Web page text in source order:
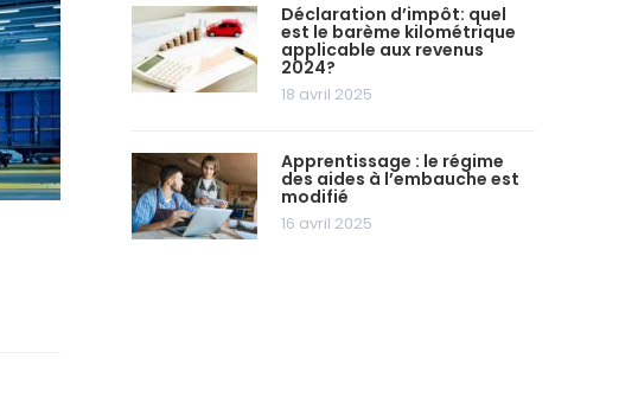
Déclaration d’impôt: quel
est le barème kilométrique
applicable aux revenus
2024?
18 avril 2025
Apprentissage : le régime
des aides à l’embauche est
modifié
16 avril 2025